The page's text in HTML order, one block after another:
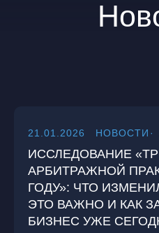
21.01.2026 НОВОСТИ
ИССЛЕДОВАНИЕ
АРБИТРАЖНОЙ
ГОДУ»: ЧТО
ЭТО ВАЖНО И КАК
БИЗНЕС УЖЕ